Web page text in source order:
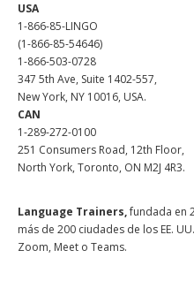
USA
1-866-85-LINGO
(1-866-85-54646)
1-866-503-0728
347 5th Ave, Suite 1402-557,
New York, NY 10016, USA.
CAN
1-289-272-0100
251 Consumers Road, 12th Floor,
North York, Toronto, ON M2J 4R3.
Language Trainers,fundada en
más de 200 ciudades de los EE.
Zoom, Meet o Teams.